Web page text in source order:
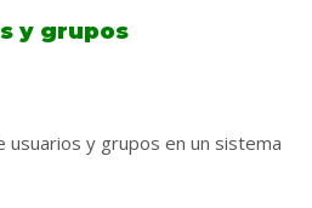
y grupos
usuarios y grupos en un sistema